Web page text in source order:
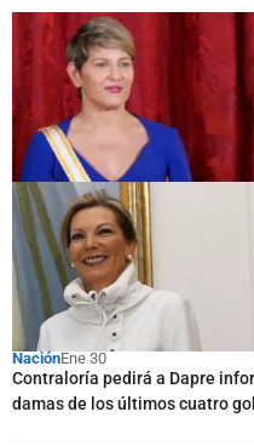
NaciónEne 30
Contraloría pedirá a Dapre
damas de los últimos cuatro